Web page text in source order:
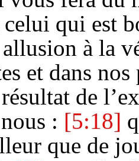
qui est
à la
et dans
de
: [5:18]
que de